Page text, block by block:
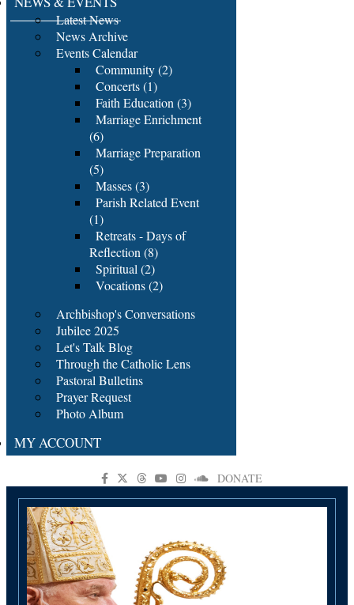
Latest News
News Archive
Events Calendar
Community (2)
Concerts (1)
Faith Education (3)
Marriage Enrichment
(6)
Marriage Preparation
(5)
Masses (3)
Parish Related Event
(1)
Retreats - Days of
Reflection (8)
Spiritual (2)
Vocations (2)
Archbishop's Conversations
Jubilee 2025
Let's Talk Blog
Through the Catholic Lens
Pastoral Bulletins
Prayer Request
Photo Album
MY ACCOUNT
DONATE